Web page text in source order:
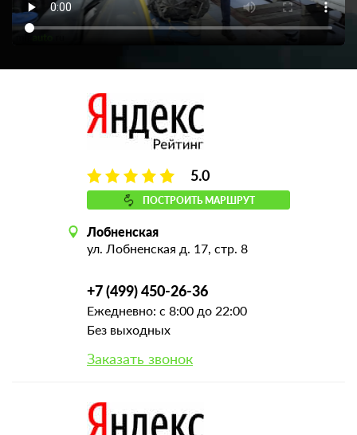
5.0
ПОСТРОИТЬ МАРШРУТ
Лобненская
ул. Лобненская д. 17, стр. 8
+7 (499) 450-26-36
Ежедневно: с 8:00 до 22:00
Без выходных
Заказать звонок